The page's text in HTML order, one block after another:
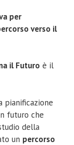
per
verso il
il Futuro è il
pianificazione
futuro che
della
un percorso